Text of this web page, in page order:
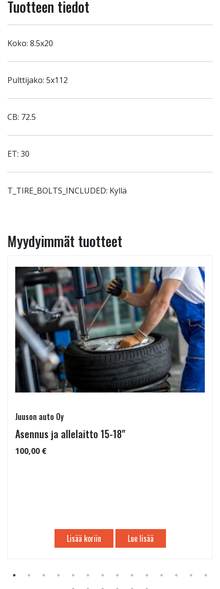
Tuotteen tiedot
Koko: 8.5x20
Pulttijako: 5x112
CB: 72.5
ET: 30
T_TIRE_BOLTS_INCLUDED: Kyllä
Myydyimmät tuotteet
Juuson auto Oy
Asennus ja allelaitto 15-18"
100,00 €
Lisää koriin Lue lisää